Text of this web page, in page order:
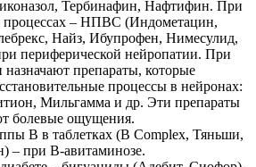
Тербинафин, Нафтифин. При
процессах – НПВС (Индометацин,
Найз, Ибупрофен, Нимесулид,
периферической нейропатии. При
препараты, которые
процессы в нейронах:
Мильгамма и др. Эти препараты
болевые ощущения.
B в таблетках (B Complex, Тяньши,
– при B-авитаминозе.